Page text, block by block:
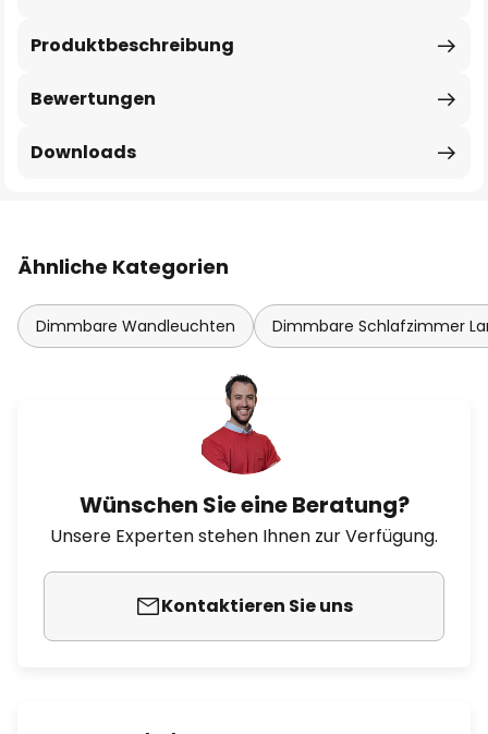
Produktbeschreibung
Bewertungen
Downloads
Ähnliche Kategorien
Dimmbare Wandleuchten Dimmbare Schlafzimmer
Wünschen Sie eine Beratung?
Unsere Experten stehen Ihnen zur Verfügung.
Kontaktieren Sie uns